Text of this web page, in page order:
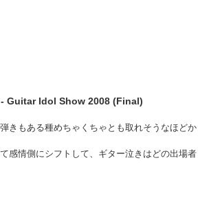
Guitar Idol Show 2008 (Final)
きもある種めちゃくちゃとも取れそうなほどか
感情側にシフトして、ギター泣きはどの出場者